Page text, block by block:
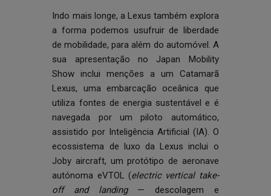
Indo mais longe, a Lexus também explora
a forma podemos usufruir de liberdade
de mobilidade, para além do automóvel. A
sua apresentação no Japan Mobility
Show inclui menções a um Catamarã
Lexus, uma embarcação oceânica que
utiliza fontes de energia sustentável e é
navegada por um piloto automático,
assistido por Inteligência Artificial (IA). O
ecossistema de luxo da Lexus inclui o
Joby aircraft, um protótipo de aeronave
autónoma eVTOL (electric vertical take-
off and landing— descolagem e